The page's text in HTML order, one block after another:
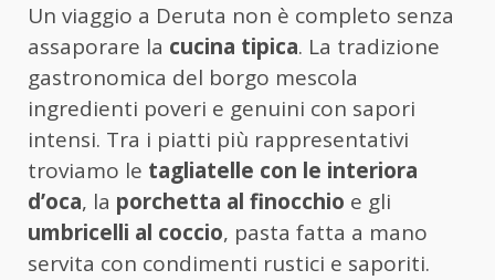
Un viaggio a Deruta non è completo senza
assaporare la cucina tipica. La tradizione
gastronomica del borgo mescola
ingredienti poveri e genuini con sapori
intensi. Tra i piatti più rappresentativi
troviamo le tagliatelle con le interiora
d’oca, la porchetta al finocchio e gli
umbricelli al coccio, pasta fatta a mano
servita con condimenti rustici e saporiti.